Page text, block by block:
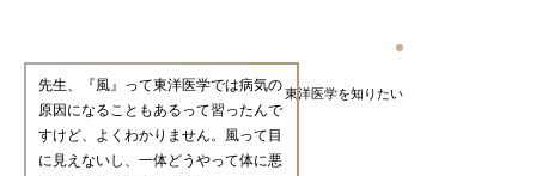
東洋医学を知りたい
先生、『風』って東洋医学では病気の
原因になることもあるって習ったんで
すけど、よくわかりません。風って目
に見えないし、一体どうやって体に悪